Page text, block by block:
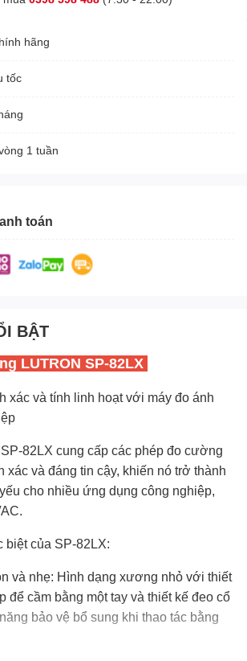
hãng
tốc
1 tuần
toán
BẬT
LUTRON SP-82LX
xác và tính linh hoạt với máy đo ánh
82LX cung cấp các phép đo cường
xác và đáng tin cậy, khiến nó trở thành
cho nhiều ứng dụng công nghiệp,
biệt của SP-82LX:
và nhẹ: Hình dạng xương nhỏ với thiết
để cầm bằng một tay và thiết kế đeo cổ
bảo vệ bổ sung khi thao tác bằng